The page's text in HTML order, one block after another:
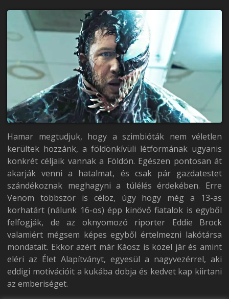
Hamar megtudjuk, hogy a szimbióták nem véletlen
kerültek hozzánk, a földönkívüli létformának ugyanis
konkrét céljaik vannak a Földön. Egészen pontosan át
akarják venni a hatalmat, és csak pár gazdatestet
szándékoznak meghagyni a túlélés érdekében. Erre
Venom többször is céloz, úgy hogy még a 13-as
korhatárt (nálunk 16-os) épp kinövő fiatalok is egyből
felfogják, de az oknyomozó riporter Eddie Brock
valamiért mégsem képes egyből értelmezni lakótársa
mondatait. Ekkor azért már Káosz is közel jár és amint
eléri az Élet Alapítványt, egyesül a nagyvezérrel, aki
eddigi motivációit a kukába dobja és kedvet kap kiirtani
az emberiséget.